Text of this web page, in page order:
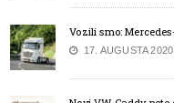
Vozili smo:
17. AUGUSTA 2020.